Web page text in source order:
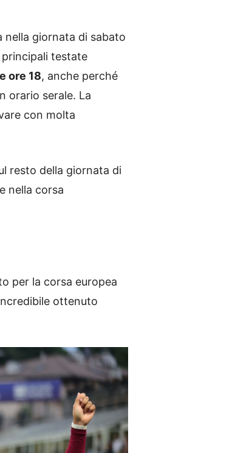
nella giornata di sabato
testate
ore 18, anche perché
orario serale. La
con molta
resto della giornata di
nella corsa
per la corsa europea
ottenuto